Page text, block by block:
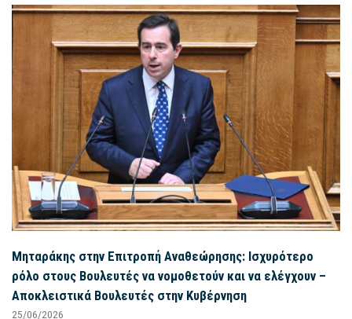
Μηταράκης στην Επιτροπή Αναθεώρησης: Ισχυρότερο
ρόλο στους Βουλευτές να νομοθετούν και να ελέγχουν –
Αποκλειστικά Βουλευτές στην Κυβέρνηση
25/06/2026